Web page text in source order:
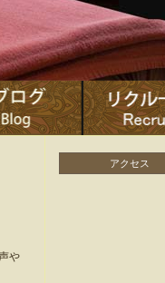
や
アクセス